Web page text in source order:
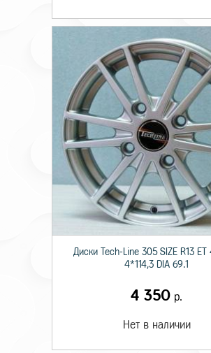
Диски Tech-Line 305 SIZE R13 ET
4*114,3 DIA 69.1
4 350 р.
Нет в наличии